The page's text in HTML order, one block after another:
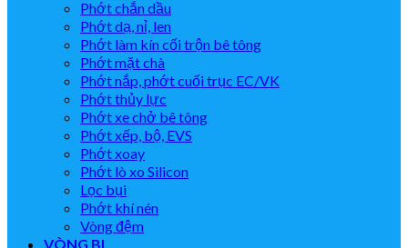
Phớt chắn dầu
Phớt dạ, nỉ, len
Phớt làm kín cối trộn bê tông
Phớt mặt chà
Phớt nắp, phớt cuối trục EC/VK
Phớt thủy lực
Phớt xe chở bê tông
Phớt xếp, bộ, EVS
Phớt xoay
Phớt lò xo Silicon
Lọc bụi
Phớt khí nén
Vòng đệm
VÒNG BI